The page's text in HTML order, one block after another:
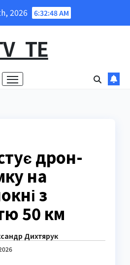
2026 6:32:49 AM
дрон-
на
з
50 км
Дихтярук